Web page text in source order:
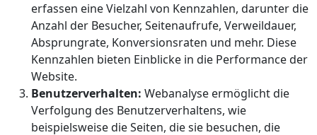
erfassen eine Vielzahl von Kennzahlen, darunter die
Anzahl der Besucher, Seitenaufrufe, Verweildauer,
Absprungrate, Konversionsraten und mehr. Diese
Kennzahlen bieten Einblicke in die Performance der
Website.
Benutzerverhalten: Webanalyse ermöglicht die
Verfolgung des Benutzerverhaltens, wie
beispielsweise die Seiten, die sie besuchen, die